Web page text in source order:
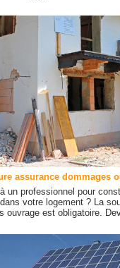
assurance dommages
un professionnel pour
votre logement ? La
ouvrage est obligatoire.